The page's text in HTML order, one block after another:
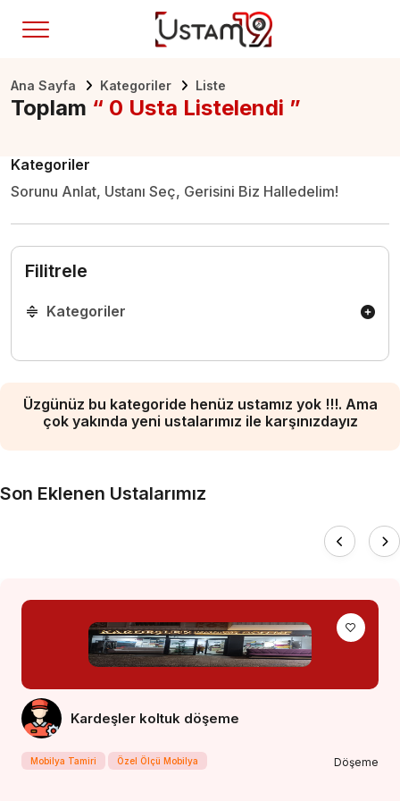
Ana Sayfa Kategoriler Liste
Toplam “ 0 Usta Listelendi ”
Kategoriler
Sorunu Anlat, Ustanı Seç, Gerisini Biz Halledelim!
Filitrele
Kategoriler
Üzgünüz bu kategoride henüz ustamız yok !!!. Ama
çok yakında yeni ustalarımız ile karşınızdayız
Son Eklenen Ustalarımız
Kardeşler koltuk döşeme
Mobilya Tamiri Özel Ölçü Mobilya Döşeme